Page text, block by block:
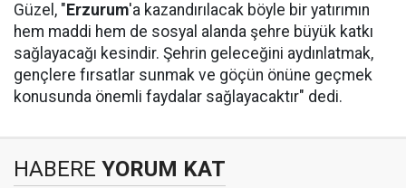
Güzel, " Erzurum'a kazandırılacak böyle bir yatırımın
hem maddi hem de sosyal alanda şehre büyük katkı
sağlayacağı kesindir. Şehrin geleceğini aydınlatmak,
gençlere fırsatlar sunmak ve göçün önüne geçmek
konusunda önemli faydalar sağlayacaktır" dedi.
HABERE YORUM KAT